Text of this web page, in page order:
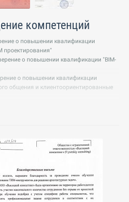
компетенций
о повышении квалификации
проектирования"
о повышении квалификации "BIM-
о повышении квалификации
общения и клиентоориентированные
о повышении квалификации "ИМ